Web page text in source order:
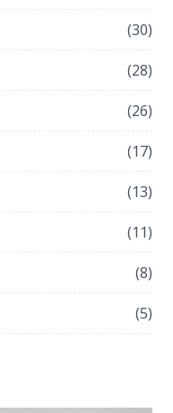
(30)
(28)
(26)
(17)
(13)
(11)
(8)
(5)